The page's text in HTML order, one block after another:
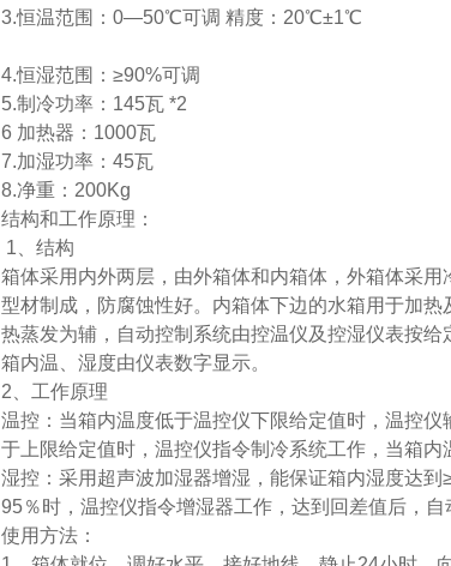
3.恒温范围：0—50℃可调 精度：20℃±1℃
4.恒湿范围：≥90%可调
5.制冷功率：145瓦 *2
6 加热器：1000瓦
7.加湿功率：45瓦
8.净重：200Kg
结构和工作原理：
1、结构
箱体采用内外两层，由外箱体和内箱体，外箱体采
型材制成，防腐蚀性好。内箱体下边的水箱用于加
热蒸发为辅，自动控制系统由控温仪及控湿仪表按
箱内温、湿度由仪表数字显示。
2、工作原理
温控：当箱内温度低于温控仪下限给定值时，温控
于上限给定值时，温控仪指令制冷系统工作，当箱内
湿控：采用超声波加湿器增湿，能保证箱内湿度达
95％时，温控仪指令增湿器工作，达到回差值后，
使用方法：